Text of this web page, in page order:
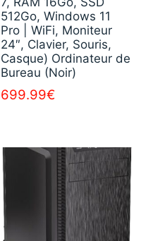
512Go, Windows 11
Pro | WiFi, Moniteur
24″, Clavier, Souris,
Casque) Ordinateur de
Bureau (Noir)
699.99€